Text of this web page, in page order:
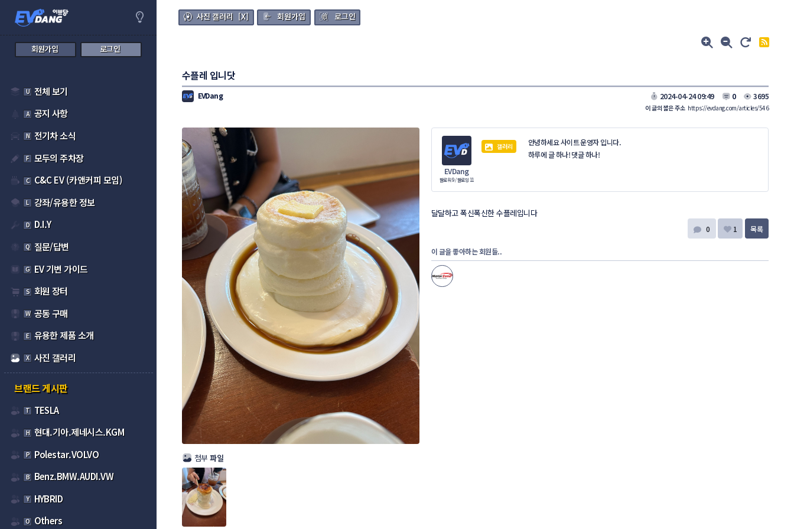
회원가입 로그인
U 전체 보기
A 공지 사항
N 전기차 소식
F 모두의 주차장
C C&C EV (카앤커피 모임)
L 강좌/유용한 정보
D D.I.Y
Q 질문/답변
G EV 기변 가이드
S 회원 장터
W 공동 구매
E 유용한 제품 소개
X 사진 갤러리
브랜드 게시판
T TESLA
H 현대.기아.제네시스.KGM
P Polestar.VOLVO
B Benz.BMW.AUDI.VW
Y HYBRID
O Others
사진 갤러리 [X] 회원가입 로그인
수플레 입니닷
EVDang 2024-04-24 09:49 0 3695
이 글의 짧은 주소 https://evdang.com/articles/546
EVDang
팔로워 9/팔로잉 11
갤러리
안녕하세요 사이트 운영자 입니다.
하루에 글 하나! 댓글 하나!
달달하고 폭신폭신한 수플레입니다
0 1 목록
이 글을 좋아하는 회원들..
첨부파일